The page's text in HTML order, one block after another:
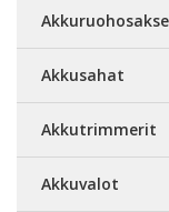
Akkusahat
Akkutrimmerit
Akkuvalot